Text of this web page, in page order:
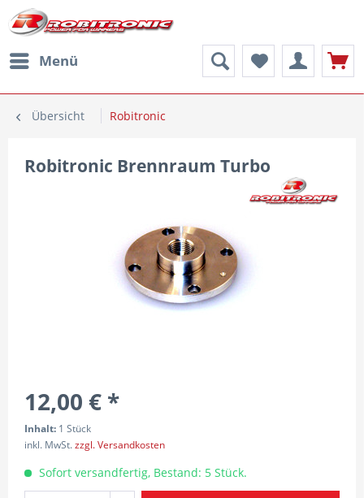
Menü
Übersicht Robitronic
Robitronic Brennraum Turbo
12,00 € *
Inhalt: 1 Stück
inkl. MwSt.zzgl. Versandkosten
Sofort versandfertig, Bestand: 5 Stück.